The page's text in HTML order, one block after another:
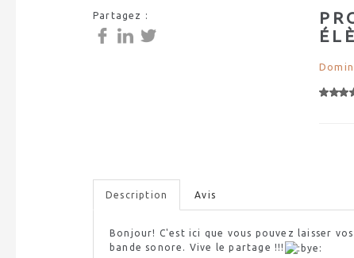
Partagez :
Description Avis
Bonjour! C'est ici que vous pouvez laisser
bande sonore. Vive le partage !!!